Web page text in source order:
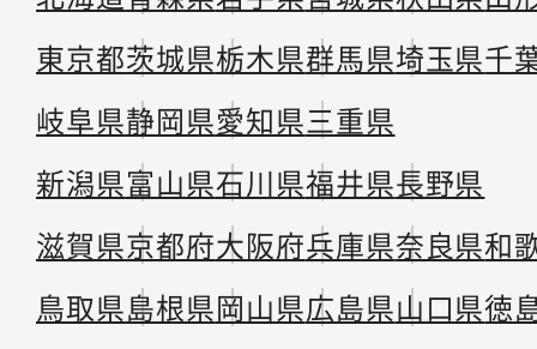
東京都茨城県栃木県群馬県埼玉県千
岐阜県静岡県愛知県三重県
新潟県富山県石川県福井県長野県
滋賀県京都府大阪府兵庫県奈良県和
鳥取県島根県岡山県広島県山口県徳